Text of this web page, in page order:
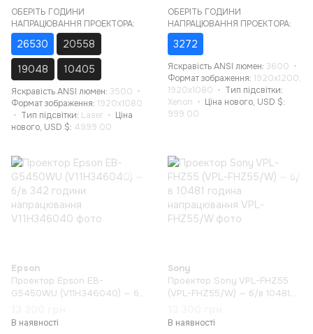
ОБЕРІТЬ ГОДИНИ
НАПРАЦЮВАННЯ ПРОЕКТОРА:
26530
20558
19048
10405
Яскравість ANSI люмен 3500
Формат зображення 1920x1080
Тип підсвітки Laser
Ціна
нового, USD $ 4999.00
ОБЕРІТЬ ГОДИНИ
НАПРАЦЮВАННЯ ПРОЕКТОРА:
3272
Яскравість ANSI люмен 3600
Формат зображення 1920x1200,
1920x1080
Тип підсвітки
Xenon
Ціна нового, USD $
999.00
Epson
Проектор Epson EB-
G5450WU (V11H346040) — б/
В наявності
Sony
Проектор Sony VPL-FHZ55
(VPL-FHZ55/W) — б/в 10481
В наявності